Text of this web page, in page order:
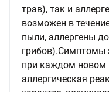
трав), так и
возможен в
пыли, аллергены
грибов).Симптомы
при каждом новом
аллергическая